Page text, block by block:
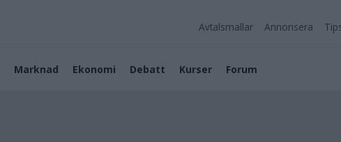
Avtalsmallar Annonsera
Marknad Ekonomi Debatt Kurser Forum